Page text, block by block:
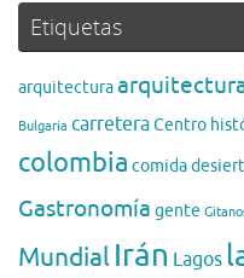
Etiquetas
arquitectura
Bulgaria carreteraCentro
colombia comida
Gastronomía gente
MundialIrán Lagos